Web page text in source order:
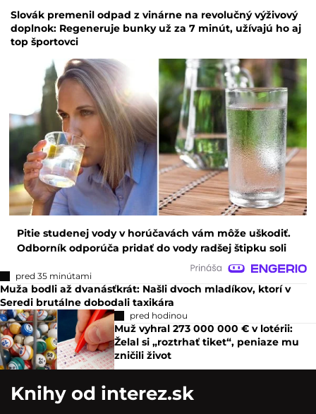
Slovák premenil odpad z vinárne na revolučný výživový
doplnok: Regeneruje bunky už za 7 minút, užívajú ho aj
top športovci
Pitie studenej vody v horúčavách vám môže uškodiť.
Odborník odporúča pridať do vody radšej štipku soli
pred 35 minútami
Muža bodli až dvanásťkrát: Našli dvoch mladíkov, ktorí v
Seredi brutálne dobodali taxikára
pred hodinou
Muž vyhral 273 000 000 € v lotérii:
Želal si „roztrhať tiket“, peniaze mu
zničili život
Knihy od interez.sk